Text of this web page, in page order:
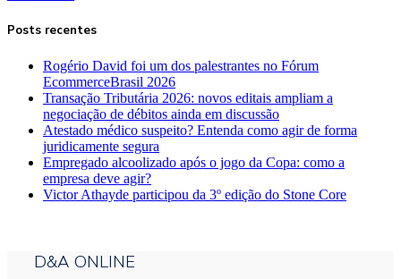
Posts recentes
Rogério David foi um dos palestrantes no Fórum
EcommerceBrasil 2026
Transação Tributária 2026: novos editais ampliam a
negociação de débitos ainda em discussão
Atestado médico suspeito? Entenda como agir de forma
juridicamente segura
Empregado alcoolizado após o jogo da Copa: como a
empresa deve agir?
Victor Athayde participou da 3º edição do Stone Core
D&A ONLINE